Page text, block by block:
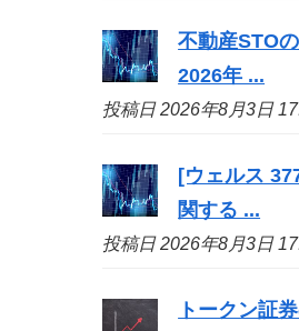
不動産STO
2026年 ...
投稿日 2026年8月3日
[ウェルス
関する ...
投稿日 2026年8月3日
トークン証